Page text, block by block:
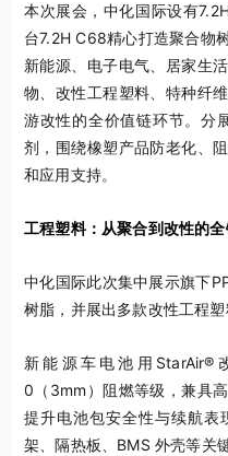
本次展会，中化国际设有
台7.2H C68精心打造聚合物
新能源、电子电气、居家生
物、改性工程塑料、特种纤
游改性的全价值链环节。分
剂，围绕橡塑产品防老化、
和应用支持。
工程塑料：从聚合到改性的
中化国际此次集中展示旗下
树脂，并展出多款改性工程塑
新能源车电池用StarAir®
0（3mm）阻燃等级，兼具
提升电池包安全性与续航表
架、隔热板、BMS 外壳等关